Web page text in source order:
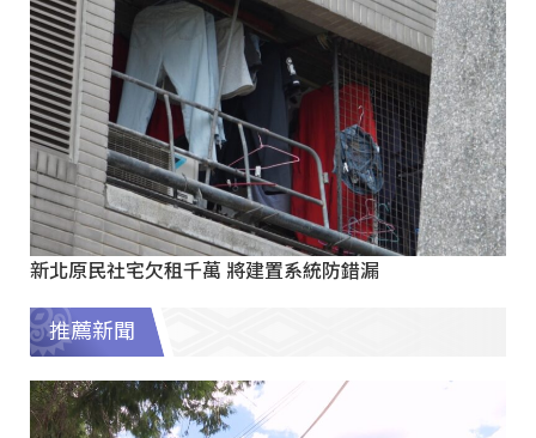
新北原民社宅欠租千萬 將建置系統防錯漏
推薦新聞